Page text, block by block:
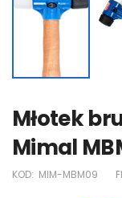
Młotek
Mimal
KOD: MIM-MBM09